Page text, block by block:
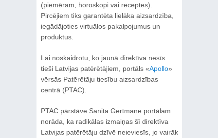
(piemēram, horoskopi vai receptes).
Pircējiem tiks garantēta lielāka aizsardzība,
iegādājoties virtuālos pakalpojumus un
produktus.
Lai noskaidrotu, ko jaunā direktīva nesīs
tieši Latvijas patērētājiem, portāls «Apollo»
vērsās Patērētāju tiesību aizsardzības
centrā (PTAC).
PTAC pārstāve Sanita Gertmane portālam
norāda, ka radikālas izmaiņas šī direktīva
Latvijas patērētāju dzīvē neieviesīs, jo vairāk